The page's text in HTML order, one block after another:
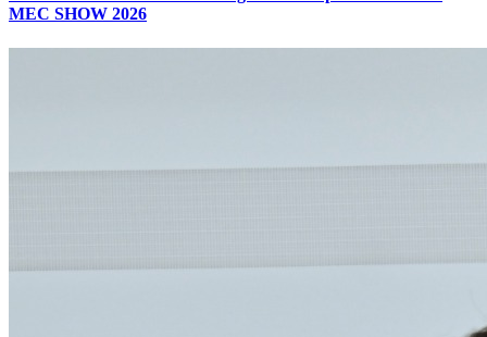
MEC SHOW 2026